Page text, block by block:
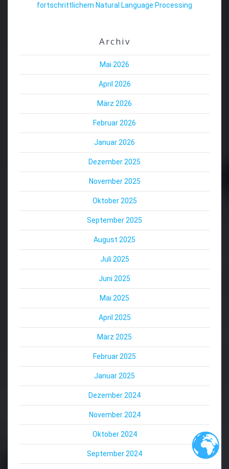
fortschrittlichem Natural Language Processing
Archiv
Mai 2026
April 2026
März 2026
Februar 2026
Januar 2026
Dezember 2025
November 2025
Oktober 2025
September 2025
August 2025
Juli 2025
Juni 2025
Mai 2025
April 2025
März 2025
Februar 2025
Januar 2025
Dezember 2024
November 2024
Oktober 2024
September 2024